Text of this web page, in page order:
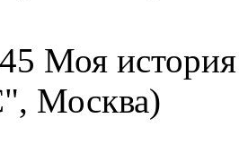
Моя
Москва)